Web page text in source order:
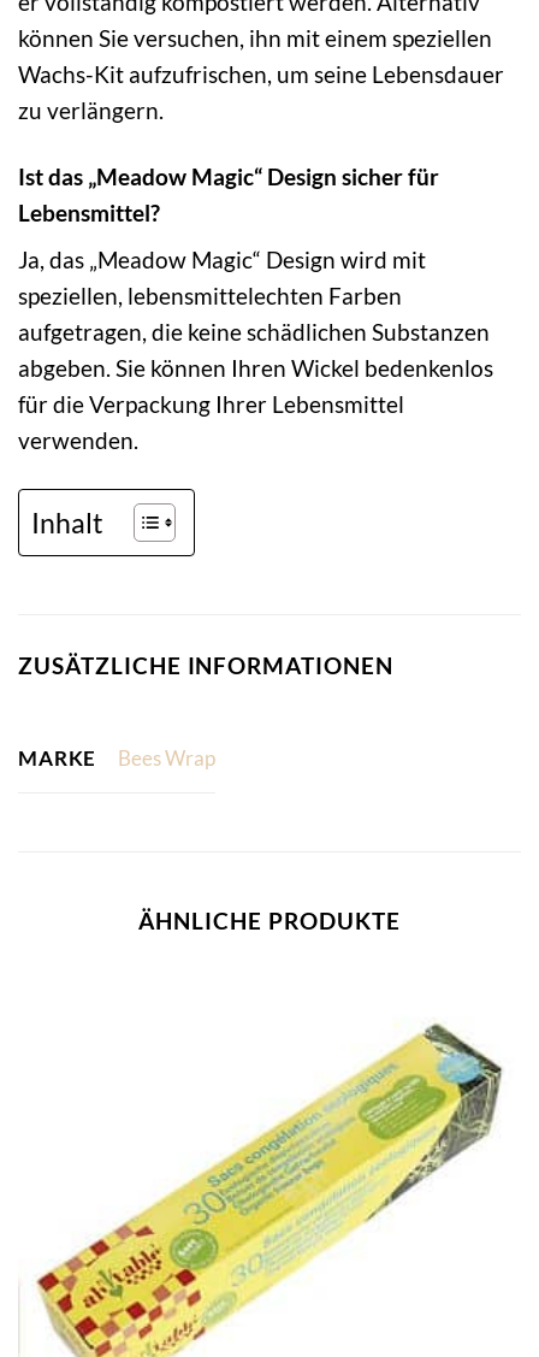
können Sie versuchen, ihn mit einem speziellen
Wachs-Kit aufzufrischen, um seine Lebensdauer
zu verlängern.
Ist das „Meadow Magic“ Design sicher für
Lebensmittel?
Ja, das „Meadow Magic“ Design wird mit
speziellen, lebensmittelechten Farben
aufgetragen, die keine schädlichen Substanzen
abgeben. Sie können Ihren Wickel bedenkenlos
für die Verpackung Ihrer Lebensmittel
verwenden.
Inhalt
ZUSÄTZLICHE INFORMATIONEN
MARKE Bees Wrap
ÄHNLICHE PRODUKTE